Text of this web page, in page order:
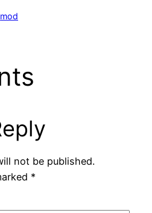
mod
not be published.
*